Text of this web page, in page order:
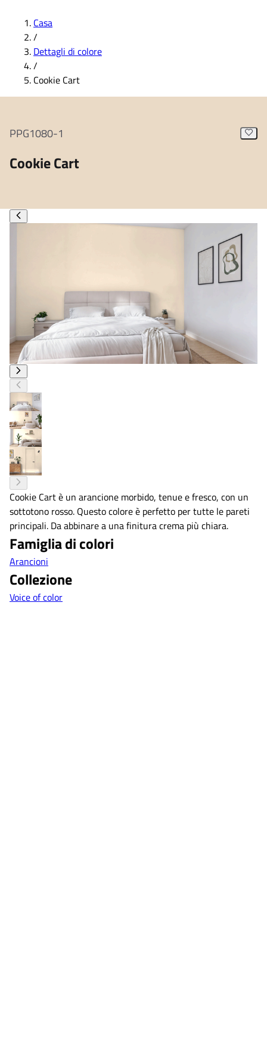
Casa
/
Dettagli di colore
/
Cookie Cart
PPG1080-1
Cookie Cart
Cookie Cart è un arancione morbido, tenue e fresco, con un
sottotono rosso. Questo colore è perfetto per tutte le pareti
principali. Da abbinare a una finitura crema più chiara.
Famiglia di colori
Arancioni
Collezione
Voice of color